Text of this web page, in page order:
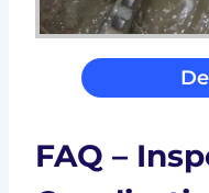
FAQ –